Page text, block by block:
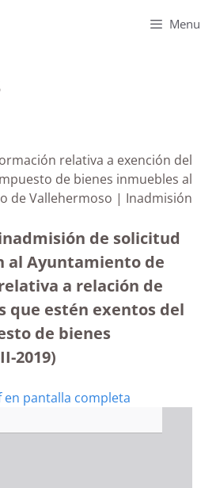
Menu
relativa a exención del
de bienes inmuebles al
de Vallehermoso | Inadmisión
de solicitud
al Ayuntamiento de
a relación de
que estén exentos del
de bienes
2019)
pantalla completa